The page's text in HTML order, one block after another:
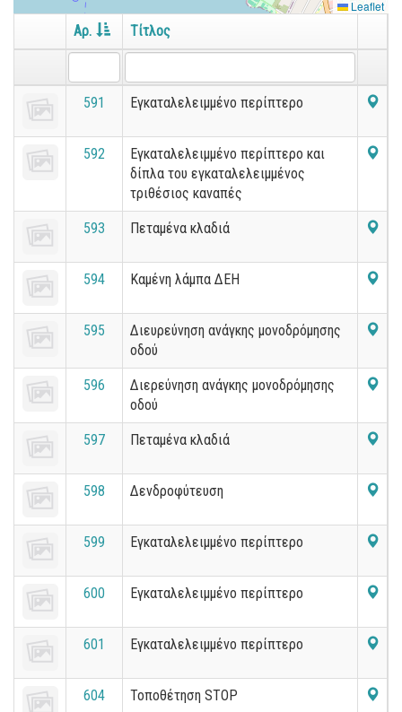
Leaflet
Αρ. Τίτλος
591 Εγκαταλελειμμένο περίπτερο
592
Εγκαταλελειμμένο περίπτερο και
δίπλα του εγκαταλελειμμένος
τριθέσιος καναπές
593 Πεταμένα κλαδιά
594 Καμένη λάμπα ΔΕΗ
595
Διευρεύνηση ανάγκης μονοδρόμησης
οδού
596
Διερεύνηση ανάγκης μονοδρόμησης
οδού
597 Πεταμένα κλαδιά
598 Δενδροφύτευση
599 Εγκαταλελειμμένο περίπτερο
600 Εγκαταλελειμμένο περίπτερο
601 Εγκαταλελειμμένο περίπτερο
604 Τοποθέτηση STOP